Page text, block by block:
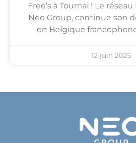
Free’s à Tournai ! Le réseau
Neo Group, continue son
en Belgique
12 juin 2025